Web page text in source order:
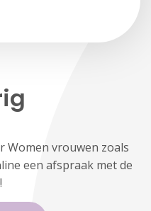
Women vrouwen zoals
een afspraak met de